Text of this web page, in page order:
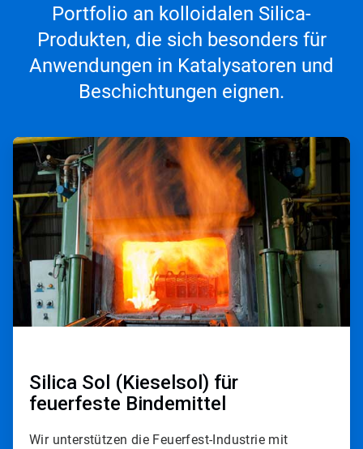
Portfolio an kolloidalen Silica-
Produkten, die sich besonders für
Anwendungen in Katalysatoren und
Beschichtungen eignen.
A
c
T
v
Silica Sol (Kieselsol) für
feuerfeste Bindemittel
Wir unterstützen die Feuerfest-Industrie mit